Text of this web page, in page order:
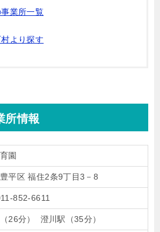
業所一覧
より探す
所情報
園
平区 福住2条9丁目3－8
852-6611
26分） 澄川駅（35分）